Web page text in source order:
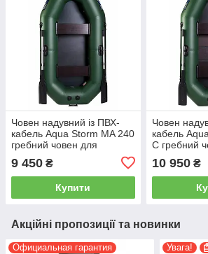
Човен надувний із ПВХ-
кабель Aqua Storm MA 240
гребний човен для
9 450 ₴
Купити
Човен
кабель
C гребний
сланевий
10 950₴
Акційні пропозиції та новинки
Официальная гарантия
Увага!